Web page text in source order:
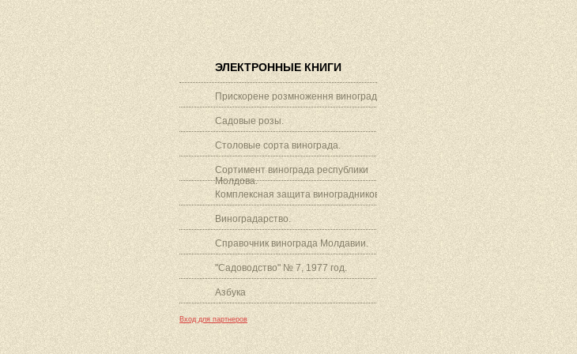
ЭЛЕКТРОННЫЕ КНИГИ
Прискорене розмноження винограду.
Садовые розы.
Столовые сорта винограда.
Сортимент винограда республики
Молдова.
Комплексная защита виноградников.
Виноградарство.
Справочник винограда Молдавии.
"Садоводство" № 7, 1977 год.
Азбука
Вход для партнеров